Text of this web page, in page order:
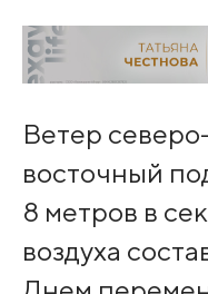
Ветер
восточный
8 метров в
воздуха